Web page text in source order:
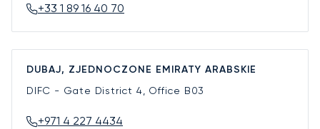
+33 1 89 16 40 70
DUBAJ, ZJEDNOCZONE EMIRATY ARABSKIE
DIFC - Gate District 4, Office B03
+971 4 227 4434